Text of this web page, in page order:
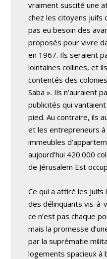
vraiment suscité une
chez les citoyens juifs
pas eu besoin des
proposés pour vivre
en 1967. Ils seraient
lointaines collines, et
contentés des
Saba ». Ils n’auraient
publicités qui
pied. Au contraire, ils
et les entrepreneurs
immeubles
aujourd’hui 420.000
de Jérusalem Est
Ce qui a attiré les
des délinquants vis-à-
ce n’est pas chaque
mais la promesse
par la suprématie
logements spacieux à